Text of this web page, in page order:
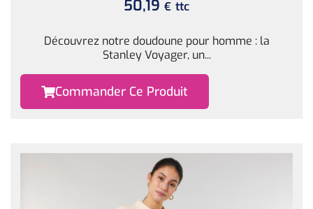
50,19 € ttc
Découvrez notre doudoune pour homme : la
Stanley Voyager, un...
Commander Ce Produit